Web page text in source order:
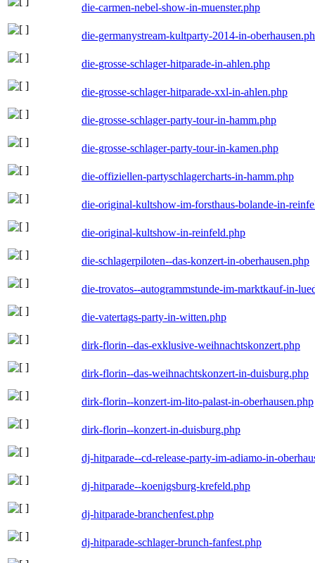
die-carmen-nebel-show-in-muenster.php
die-germanystream-kultparty-2014-in-
die-grosse-schlager-hitparade-in-ahlen.php
die-grosse-schlager-hitparade-xxl-in-ahlen.php
die-grosse-schlager-party-tour-in-hamm.php
die-grosse-schlager-party-tour-in-kamen.php
die-offiziellen-partyschlagercharts-in-hamm.php
die-original-kultshow-im-forsthaus-bolande-in-
die-original-kultshow-in-reinfeld.php
die-schlagerpiloten--das-konzert-in-oberhausen.php
die-trovatos--autogrammstunde-im-marktkauf-in-
die-vatertags-party-in-witten.php
dirk-florin--das-exklusive-weihnachtskonzert.php
dirk-florin--das-weihnachtskonzert-in-duisburg.php
dirk-florin--konzert-im-lito-palast-in-oberhausen.php
dirk-florin--konzert-in-duisburg.php
dj-hitparade--cd-release-party-im-adiamo-in-
dj-hitparade--koenigsburg-krefeld.php
dj-hitparade-branchenfest.php
dj-hitparade-schlager-brunch-fanfest.php